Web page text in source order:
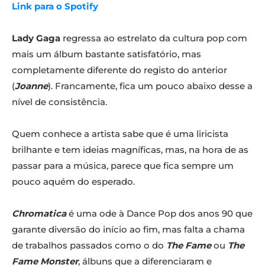
Link para o Spotify
Lady Gaga regressa ao estrelato da cultura pop com
mais um álbum bastante satisfatório, mas
completamente diferente do registo do anterior
(Joanne). Francamente, fica um pouco abaixo desse a
nível de consistência.
Quem conhece a artista sabe que é uma liricista
brilhante e tem ideias magníficas, mas, na hora de as
passar para a música, parece que fica sempre um
pouco aquém do esperado.
Chromaticaé uma ode à Dance Pop dos anos 90 que
garante diversão do início ao fim, mas falta a chama
de trabalhos passados como o do The Fameou The
Fame Monster, álbuns que a diferenciaram e